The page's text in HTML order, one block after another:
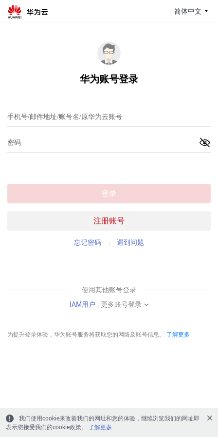
简体中文
华为账号登录
注册账号
登录
忘记密码 遇到问题
使用其他账号登录
IAM用户 | 更多账号登录
为提升登录体验，华为账号服务将获取您的网络及账号信息。 了解更多
我们使用cookie来改善我们的网址和您的体验，继续浏览我们的网址即
表示您接受我们的cookie政策。
了解更多